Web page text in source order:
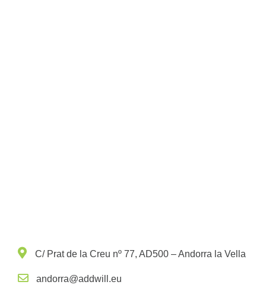
C/ Prat de la Creu nº 77, AD500 – Andorra la Vella
andorra@addwill.eu